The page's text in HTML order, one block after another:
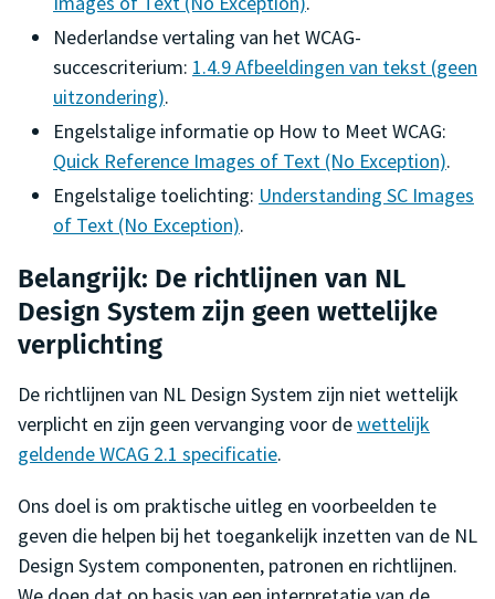
Nederlandse vertaling van het WCAG-
succescriterium: 1.4.9 Afbeeldingen van tekst (geen
uitzondering).
Engelstalige informatie op How to Meet WCAG:
Quick Reference Images of Text (No Exception).
Engelstalige toelichting: Understanding SC Images
of Text (No Exception).
Belangrijk: De richtlijnen van NL
Design System zijn geen wettelijke
verplichting
De richtlijnen van NL Design System zijn niet wettelijk
verplicht en zijn geen vervanging voor dewettelijk
geldende WCAG 2.1 specificatie.
Ons doel is om praktische uitleg en voorbeelden te
geven die helpen bij het toegankelijk inzetten van de NL
Design System componenten, patronen en richtlijnen.